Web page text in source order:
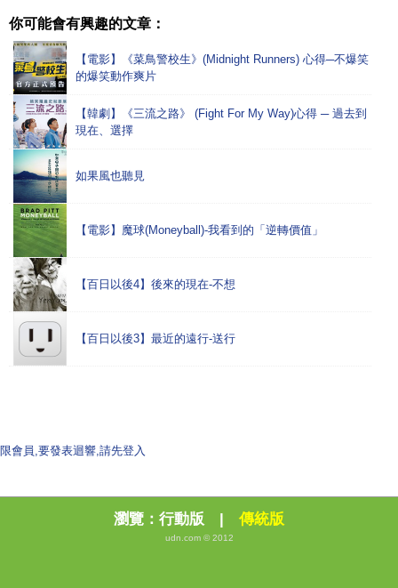
你可能會有興趣的文章：
【電影】《菜鳥警校生》(Midnight Runners) 心得─不爆笑
的爆笑動作爽片
【韓劇】《三流之路》 (Fight For My Way)心得 ─ 過去到
現在、選擇
如果風也聽見
【電影】魔球(Moneyball)-我看到的「逆轉價值」
【百日以後4】後來的現在-不想
【百日以後3】最近的遠行-送行
限會員,要發表迴響,請先登入
瀏覽： 行動版 | 傳統版
udn.com © 2012